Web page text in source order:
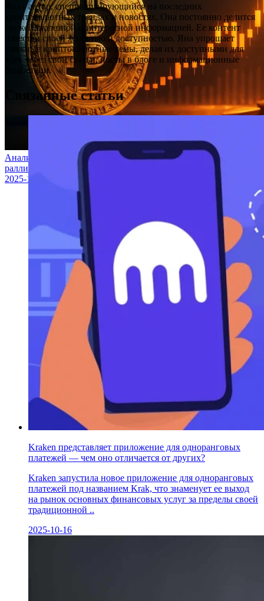
Аналитик прогнозирует, что рост биткойна может вызвать
ралли альткойнов
2025-10-16
Яна - автор, специализирующийся на последних
криптовалютных трендах и новостях. Она постоянно делится
свежей, полезной и интересной информацией. Ее контент
известен своей ясностью и доступностью. Яна упрощает
сложные криптовалютные темы, делая их доступными для
всех через свои статьи, посты в блоге и информационные
бюллетени.
Связанные статьи
Kraken представляет приложение для одноранговых
платежей — чем оно отличается от других?
Kraken запустила новое приложение для одноранговых
платежей под названием Krak, что знаменует ее выход
на рынок основных финансовых услуг за пределы своей
традиционной ..
2025-10-16